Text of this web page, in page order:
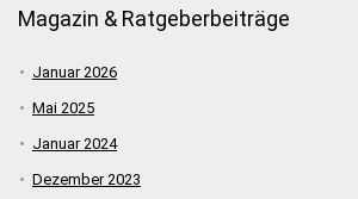
Magazin & Ratgeberbeiträge
Januar 2026
Mai 2025
Januar 2024
Dezember 2023